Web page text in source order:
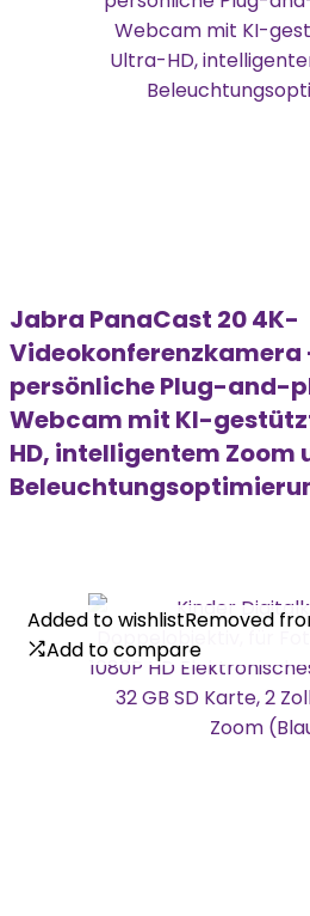
Jabra PanaCast 20 4K-
Videokonferenzkamera
persönliche Plug-and-
Webcam mit KI-
HD, intelligentem Zoom
Added to wishlistRemoved
Add to compare
Added to wishlistRemoved
Add to compare